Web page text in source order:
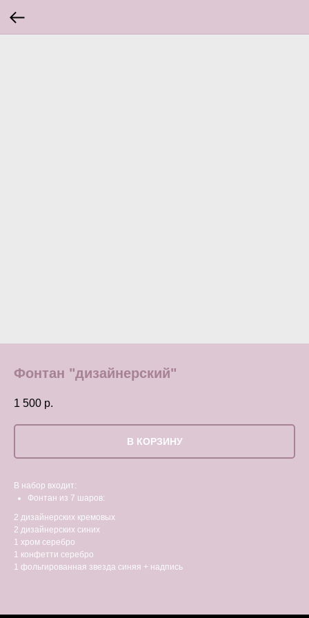
Фонтан "дизайнерский"
1 500 р.
В КОРЗИНУ
В набор входит:
Фонтан из 7 шаров:
2 дизайнерских кремовых
2 дизайнерских синих
1 хром серебро
1 конфетти серебро
1 фольгированная звезда синяя + надпись